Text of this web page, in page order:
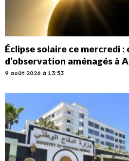
Éclipse solaire ce mercredi :
d’observation aménagés à
9 août 2026 à 13:53